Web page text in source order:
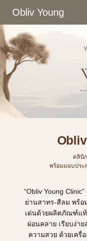
content
Obliv Young
คลินิ
พร้อมมอบประ
“Obliv Young
ย่านสาทร-สีลม พร้อ
เด่นด้วยผลิตภัณฑ์แท้
ผ่อนคลาย เรียบง่า
ความสวย ด้วยเครื่